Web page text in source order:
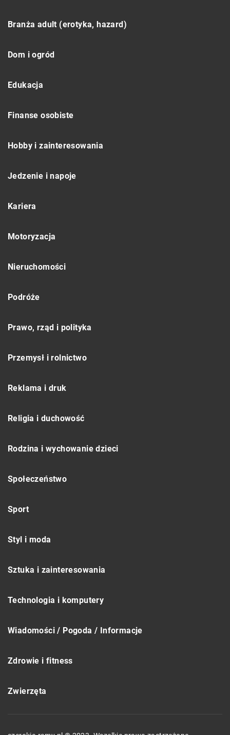
Branża adult (erotyka, hazard)
Dom i ogród
Edukacja
Finanse osobiste
Hobby i zainteresowania
Jedzenie i napoje
Kariera
Motoryzacja
Nieruchomości
Podróże
Prawo, rząd i polityka
Przemysł i rolnictwo
Reklama i druk
Religia i duchowość
Rodzina i wychowanie dzieci
Społeczeństwo
Sport
Styl i moda
Sztuka i zainteresowania
Technologia i komputery
Wiadomości / Pogoda / Informacje
Zdrowie i fitness
Zwierzęta